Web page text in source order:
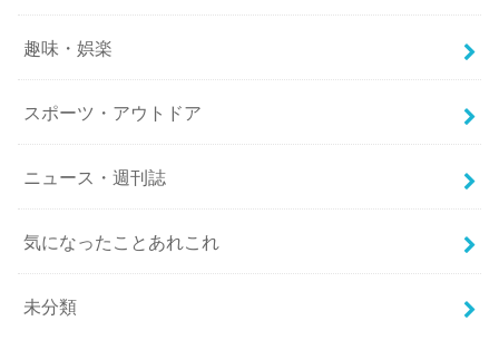
趣味・娯楽
スポーツ・アウトドア
ニュース・週刊誌
気になったことあれこれ
未分類